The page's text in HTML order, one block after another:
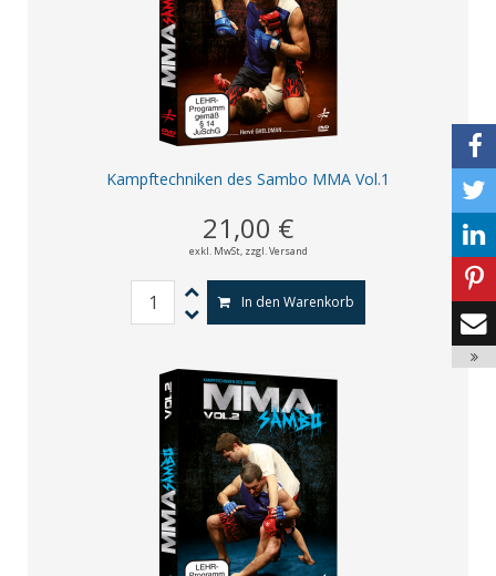
Kampftechniken des Sambo MMA Vol.1
21,00 €
exkl. MwSt, zzgl. Versand
In den Warenkorb